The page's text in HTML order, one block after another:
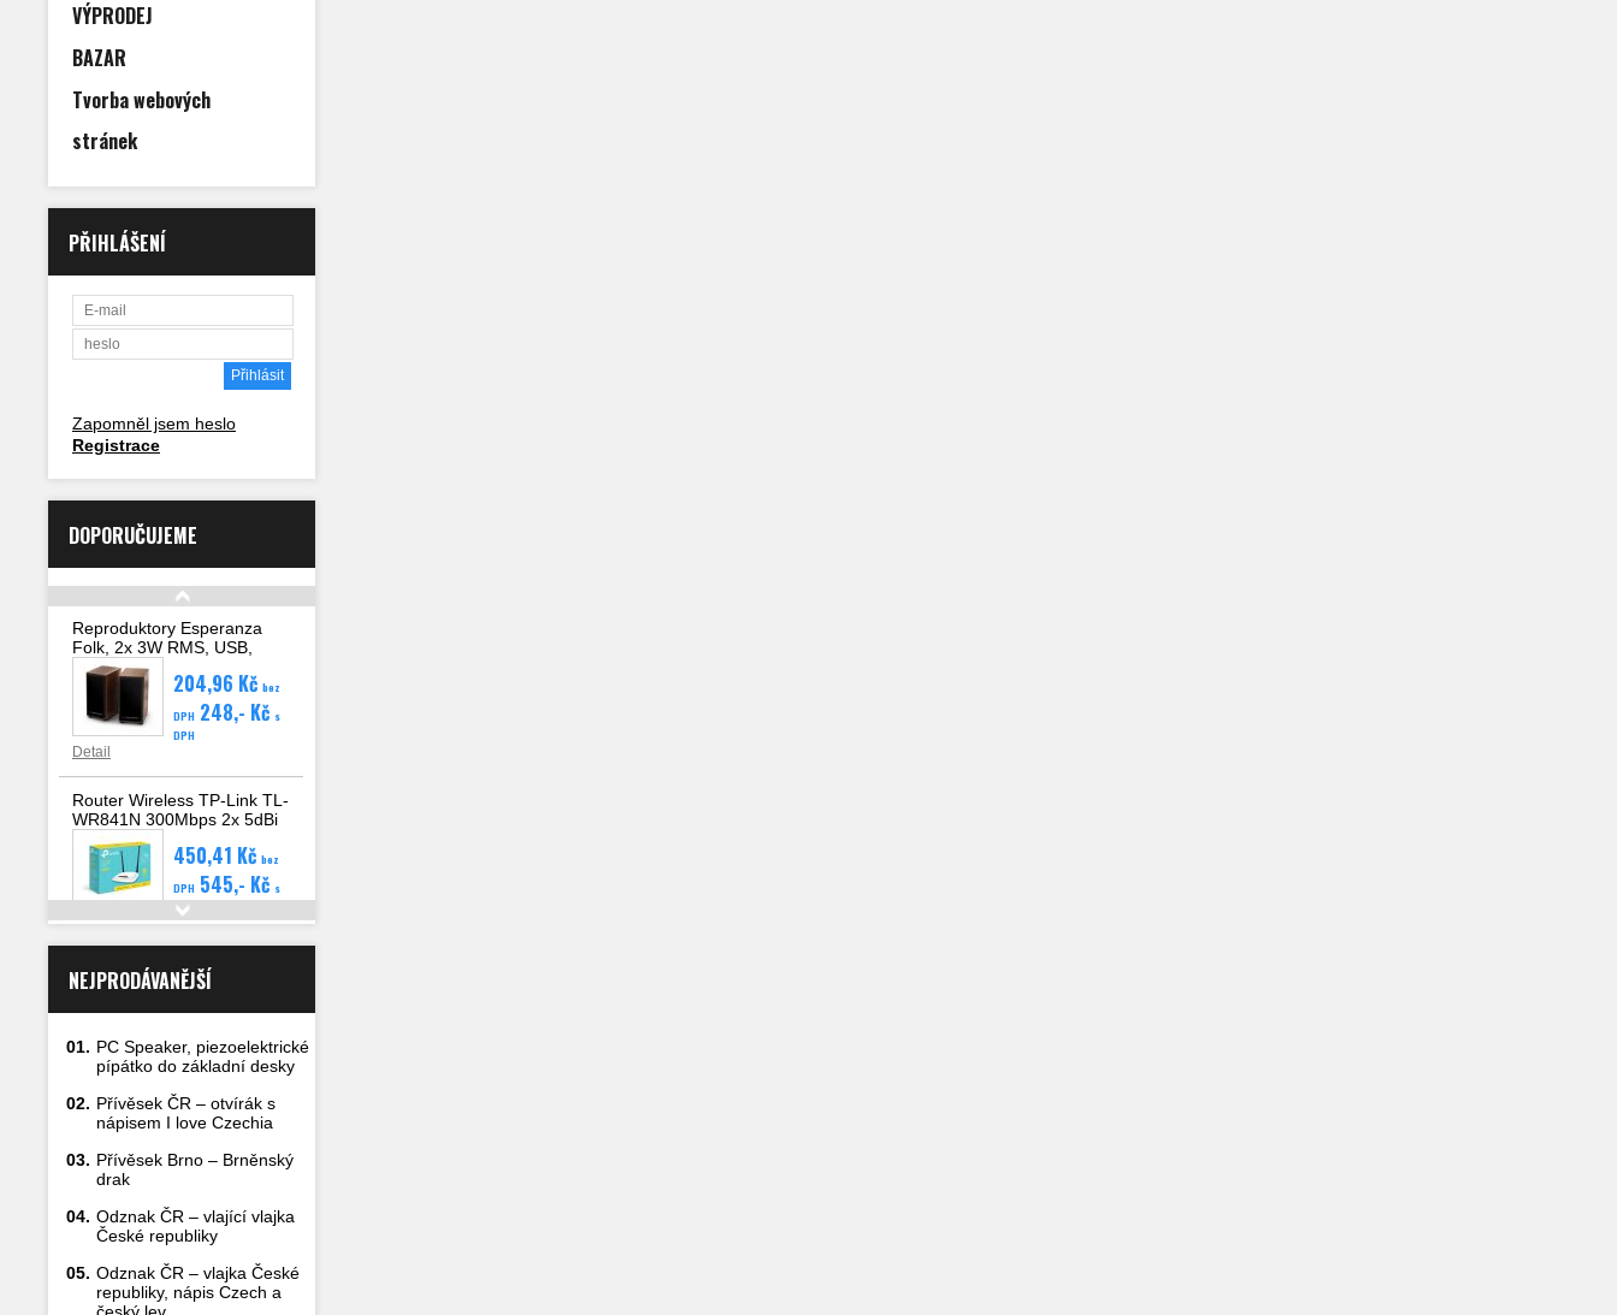
VÝPRODEJ
BAZAR
Tvorba webových
stránek
PŘIHLÁŠENÍ
Zapomněl jsem heslo
Registrace
DOPORUČUJEME
Reproduktory Esperanza
Folk, 2x 3W RMS, USB,
hlasitost, dřevěné
204,96 Kč bez
DPH 248,- Kč s
DPH
Detail
Router Wireless TP-Link TL-
WR841N 300Mbps 2x 5dBi
anténa, 4x LAN, WAN, WPS
450,41 Kč bez
DPH 545,- Kč s
DPH
Detail
NEJPRODÁVANĚJŠÍ
01. PC Speaker, piezoelektrické
pípátko do základní desky
02. Přívěsek ČR – otvírák s
nápisem I love Czechia
03. Přívěsek Brno – Brněnský
drak
04. Odznak ČR – vlající vlajka
České republiky
05. Odznak ČR – vlajka České
republiky, nápis Czech a